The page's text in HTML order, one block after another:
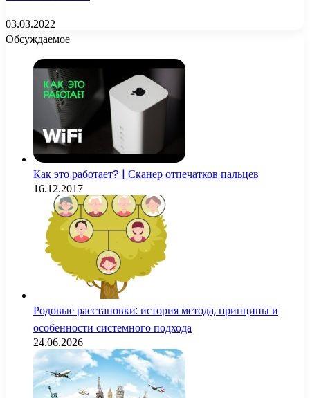
03.03.2022
Обсуждаемое
Как это работает? | Сканер отпечатков пальцев
16.12.2017
Родовые расстановки: история метода, принципы и
особенности системного подхода
24.06.2026